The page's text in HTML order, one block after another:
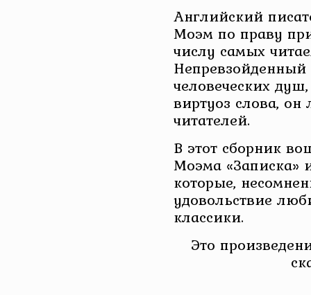
Английский
Моэм по праву
числу самых
Непревзойденный
человеческих
виртуоз слова, он
читателей.
В этот сборник
Моэма «Записка»
которые,
удовольствие
классики.
Это